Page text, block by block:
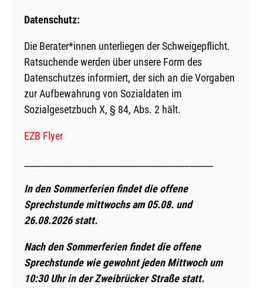
Datenschutz:
Die Berater*innen unterliegen der Schweigepflicht.
Ratsuchende werden über unsere Form des
Datenschutzes informiert, der sich an die Vorgaben
zur Aufbewahrung von Sozialdaten im
Sozialgesetzbuch X, § 84, Abs. 2 hält.
EZB Flyer
In den Sommerferien findet die offene
Sprechstunde mittwochs am 05.08. und
26.08.2026 statt.
Nach den Sommerferien findet die offene
Sprechstunde wie gewohnt jeden Mittwoch um
10:30 Uhr in der Zweibrücker Straße statt.